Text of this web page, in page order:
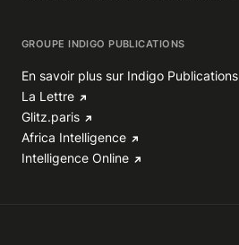
GROUPE INDIGO PUBLICATIONS
En savoir plus sur Indigo Publications
La Lettre
Glitz.paris
Africa Intelligence
Intelligence Online